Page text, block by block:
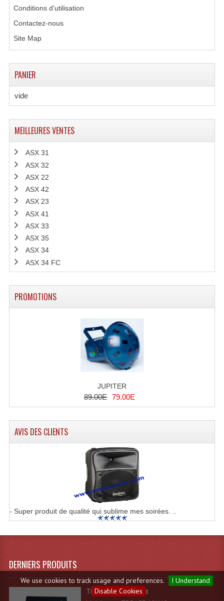
We use cookies to track usage and preferences.
I Understand
Disable Cookies
Conditions d'utilisation
Contactez-nous
Site Map
PANIER
vide
MEILLEURES VENTES
ASX 31
ASX 32
ASX 22
ASX 42
ASX 23
ASX 41
ASX 33
ASX 35
ASX 34
ASX 34 FC
PROMOTIONS
JUPITER
89.00E 79.00E
AVIS DES CLIENTS
- Super produit de qualité qui sublime mes soirées. ..
DERNIERS PRODUITS
TDBASE 18X18 light